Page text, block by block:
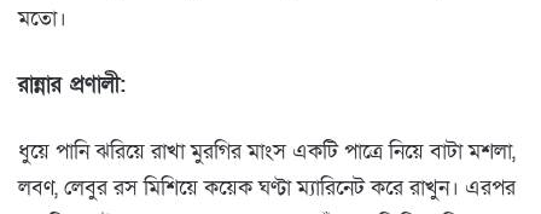
মতো।
রান্নার প্রণালী:
ধুয়ে পানি ঝরিয়ে রাখা মুরগির মাংস একটি পাত্রে নিয়ে বাটা মশলা,
লবণ, লেবুর রস মিশিয়ে কয়েক ঘণ্টা ম্যারিনেট করে রাখুন। এরপর